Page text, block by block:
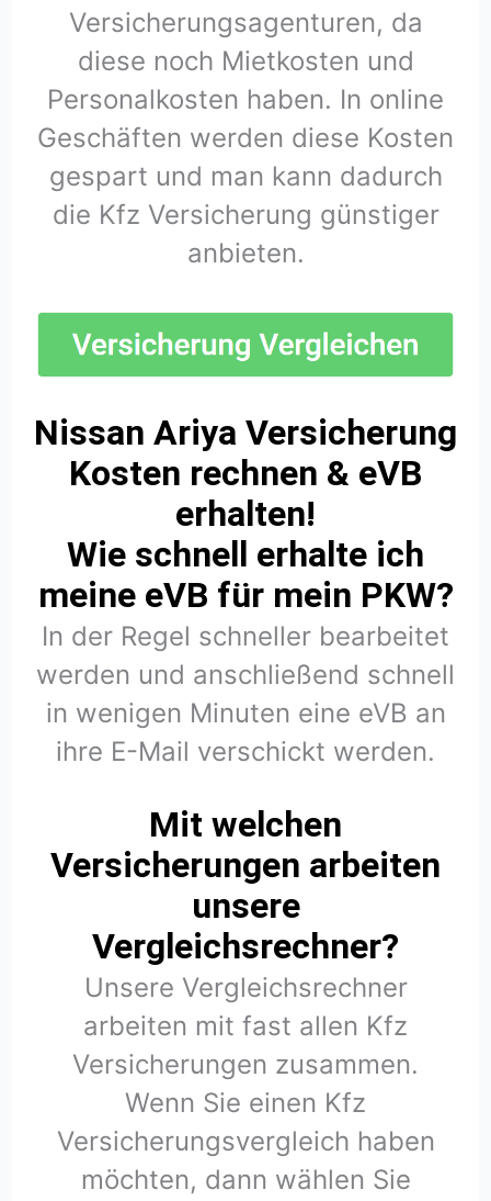
Versicherungsagenturen, da
diese noch Mietkosten und
Personalkosten haben. In online
Geschäften werden diese Kosten
gespart und man kann dadurch
die Kfz Versicherung günstiger
anbieten.
Nissan Ariya Versicherung
Kosten rechnen & eVB
erhalten!
Wie schnell erhalte ich
meine eVB für mein PKW?
In der Regel schneller bearbeitet
werden und anschließend schnell
in wenigen Minuten eine eVB an
ihre E-Mail verschickt werden.
Mit welchen
Versicherungen arbeiten
unsere
Vergleichsrechner?
Unsere Vergleichsrechner
arbeiten mit fast allen Kfz
Versicherungen zusammen.
Wenn Sie einen Kfz
Versicherungsvergleich haben
möchten, dann wählen Sie